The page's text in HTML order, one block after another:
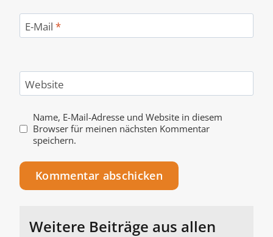
E-Mail *
Website
Name, E-Mail-Adresse und Website in diesem
Browser für meinen nächsten Kommentar
speichern.
Weitere Beiträge aus allen